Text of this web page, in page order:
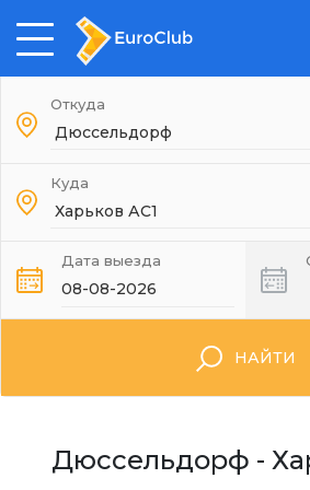
Откуда
Куда
Дата выезда
НАЙТИ
Дюссельдорф -